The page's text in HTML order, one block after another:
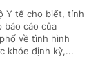
Y tế cho biết, tính
báo cáo của
về tình hình
khỏe định kỳ,...